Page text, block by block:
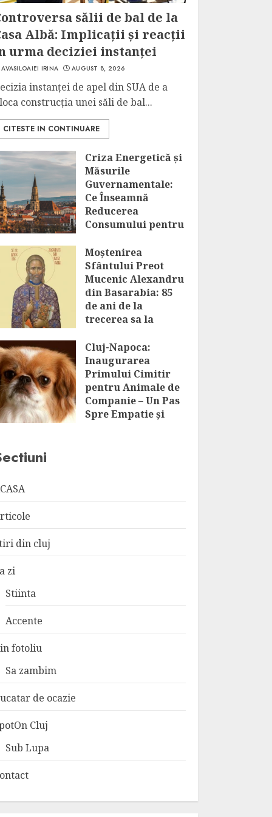
sălii de bal de la
Albă: Implicații și reacții
urma deciziei instanței
AVASILOAIEI IRINA AUGUST 8, 2026
instanței de apel din SUA de a
construcția unei săli de bal...
CITESTE IN CONTINUARE
Criza Energetică și
Măsurile
Guvernamentale:
Ce Înseamnă
Reducerea
Consumului pentru
Consumatori?
AUGUST 8, 2026
Moștenirea
Sfântului Preot
Mucenic Alexandru
din Basarabia: 85
de ani de la
trecerea sa la
AUGUST 8, 2026
Cluj-Napoca:
Inaugurarea
Primului Cimitir
pentru Animale de
Companie – Un Pas
Spre Empatie și
din cluj
zi
Stiinta
Accente
fotoliu
Sa zambim
de ocazie
Cluj
Sub Lupa